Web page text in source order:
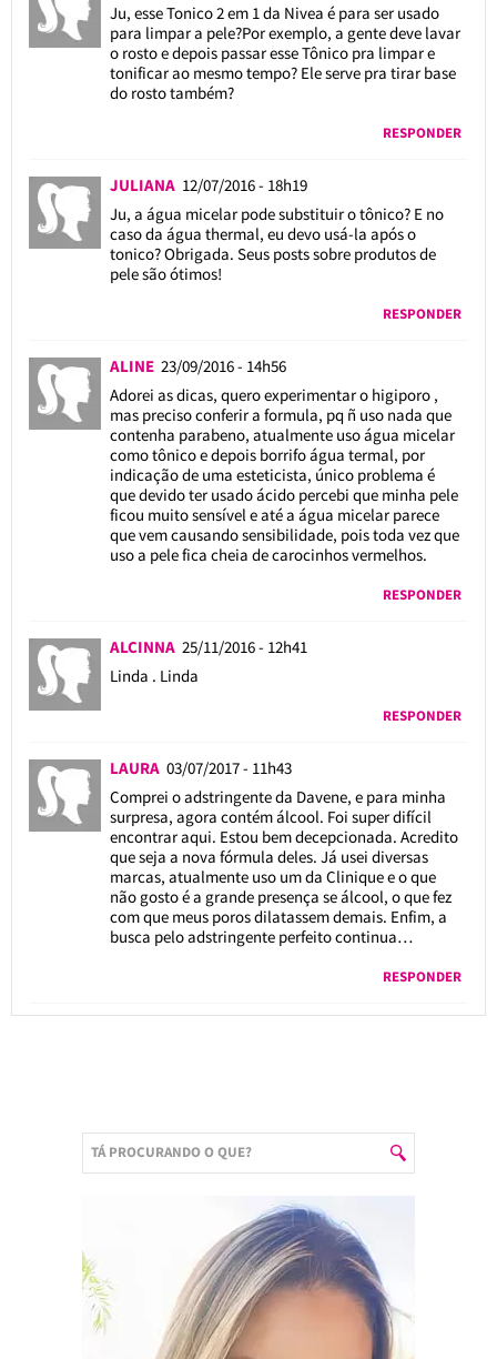
Ju, esse Tonico 2 em 1 da Nivea é para ser usado
para limpar a pele?Por exemplo, a gente deve lavar
o rosto e depois passar esse Tônico pra limpar e
tonificar ao mesmo tempo? Ele serve pra tirar base
do rosto também?
RESPONDER
JULIANA 12/07/2016 - 18h19
Ju, a água micelar pode substituir o tônico? E no
caso da água thermal, eu devo usá-la após o
tonico? Obrigada. Seus posts sobre produtos de
pele são ótimos!
RESPONDER
ALINE 23/09/2016 - 14h56
Adorei as dicas, quero experimentar o higiporo ,
mas preciso conferir a formula, pq ñ uso nada que
contenha parabeno, atualmente uso água micelar
como tônico e depois borrifo água termal, por
indicação de uma esteticista, único problema é
que devido ter usado ácido percebi que minha pele
ficou muito sensível e até a água micelar parece
que vem causando sensibilidade, pois toda vez que
uso a pele fica cheia de carocinhos vermelhos.
RESPONDER
ALCINNA 25/11/2016 - 12h41
Linda . Linda
RESPONDER
LAURA 03/07/2017 - 11h43
Comprei o adstringente da Davene, e para minha
surpresa, agora contém álcool. Foi super difícil
encontrar aqui. Estou bem decepcionada. Acredito
que seja a nova fórmula deles. Já usei diversas
marcas, atualmente uso um da Clinique e o que
não gosto é a grande presença se álcool, o que fez
com que meus poros dilatassem demais. Enfim, a
busca pelo adstringente perfeito continua…
RESPONDER